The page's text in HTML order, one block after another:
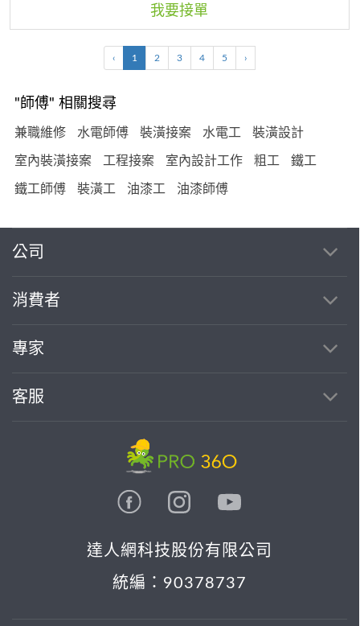
游阻塞。 管材為灰色PVC，管口邊緣完整無破損。 舊
馬桶內壁有嚴重礦物結垢，研判橫管內壁結垢情況類
似。 屋齡較久，管路推測20年以上未清洗。 需求項
目： 1. 糞管疏通 2. 管路內視鏡檢查 - 確認阻塞原因、
灌水測試驗收 - 連續倒水需一次順暢排除、不回冒 現場
桶 - 5樓無電梯 - 屋內無人居住，時間可完全配合 - 衛浴
空間狹小 報價需求： - 請報含料含工總價，並註明是否
含內視鏡檢查 - 請說明採用工法（彈簧／水刀／其他）
- 疏通後如短期內再次阻塞，保固條件請說明 補充： 已
我要接單
‹ 1 2 3 4 5 ›
"師傅" 相關搜尋
兼職維修 水電師傅 裝潢接案 水電工 裝潢設計
室內裝潢接案 工程接案 室內設計工作 粗工 鐵工
鐵工師傅 裝潢工 油漆工 油漆師傅
公司
消費者
專家
客服
達人網科技股份有限公司
統編：90378737